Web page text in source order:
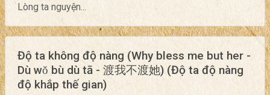
Lòng ta nguyện...
Độ ta không độ nàng (Why bless me but her -
Dù wǒ bù dù tā - 渡我不渡她) (Độ ta độ nàng
độ khắp thế gian)